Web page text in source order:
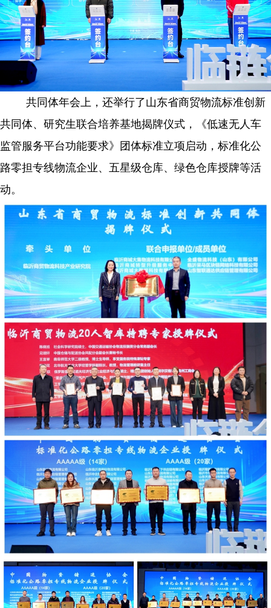
共同体年会上，还举行了山东省商贸物流标准创新
共同体、研究生联合培养基地揭牌仪式，《低速无人车
监管服务平台功能要求》团体标准立项启动，标准化公
路零担专线物流企业、五星级仓库、绿色仓库授牌等活
动。